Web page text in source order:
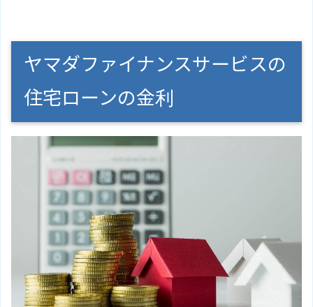
ヤマダファイナンスサービスの
住宅ローンの金利